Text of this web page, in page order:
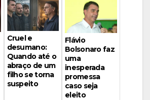
Cruel e
desumano:
Quando até o
abraço de um
filho se torna
suspeito
Flávio
Bolsonaro faz
uma
inesperada
promessa
caso seja
eleito